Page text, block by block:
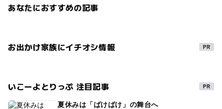
あなたにおすすめの記事
お出かけ家族にイチオシ情報
いこーよとりっぷ 注目記事
夏休みは「ばけばけ」の舞台へ